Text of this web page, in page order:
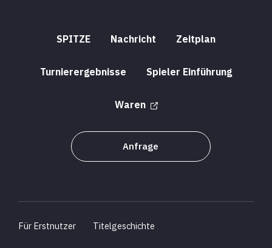
SPITZE Nachricht Zeitplan
Turnierergebnisse Spieler Einführung
Waren
Anfrage
Für Erstnutzer
Titelgeschichte